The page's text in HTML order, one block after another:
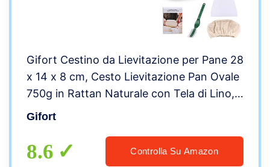
Gifort Cestino da Lievitazione per Pane 28
x 14 x 8 cm, Cesto Lievitazione Pan Ovale
750g in Rattan Naturale con Tela di Lino,
Raschietto Pasta e Lame Taglierina Pane
Gifort
8.6 Controlla Su Amazon